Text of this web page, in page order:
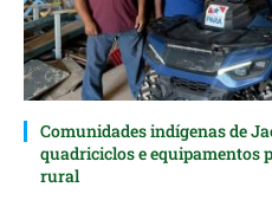
Comunidades indígenas de
quadriciclos e equipamentos
rural